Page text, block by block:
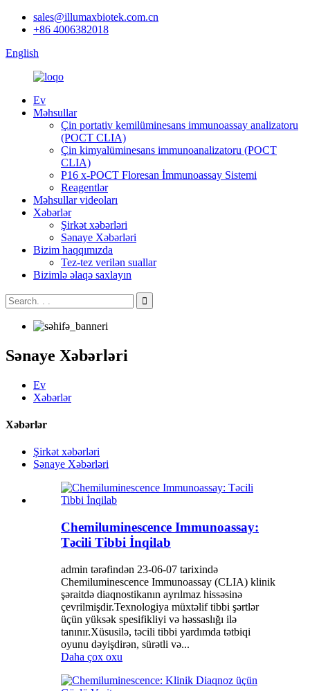
sales@illumaxbiotek.com.cn
+86 4006382018
English
Ev
Məhsullar
Çin portativ kemilüminesans immunoassay analizatoru
(POCT CLIA)
Çin kimyalüminesans immunoanalizatoru (POCT
CLIA)
P16 x-POCT Floresan İmmunoassay Sistemi
Reagentlər
Məhsullar videoları
Xəbərlər
Şirkət xəbərləri
Sənaye Xəbərləri
Bizim haqqımızda
Tez-tez verilən suallar
Bizimlə əlaqə saxlayın
Sənaye Xəbərləri
Ev
Xəbərlər
Xəbərlər
Şirkət xəbərləri
Sənaye Xəbərləri
Chemiluminescence Immunoassay:
Təcili Tibbi İnqilab
admin tərəfindən 23-06-07 tarixində
Chemiluminescence Immunoassay (CLIA) klinik
şəraitdə diaqnostikanın ayrılmaz hissəsinə
çevrilmişdir.Texnologiya müxtəlif tibbi şərtlər
üçün yüksək spesifikliyi və həssaslığı ilə
tanınır.Xüsusilə, təcili tibbi yardımda tətbiqi
oyunu dəyişdirən, sürətli və...
Daha çox oxu